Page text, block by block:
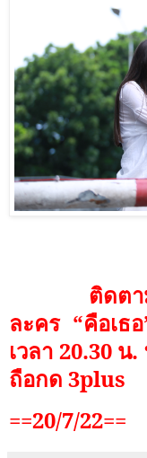
ติดต
ละคร “คือเธ
เวลา 20.30 น
ถือกด 3plus
==20/7/22==